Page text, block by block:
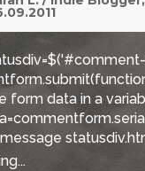
form data in a